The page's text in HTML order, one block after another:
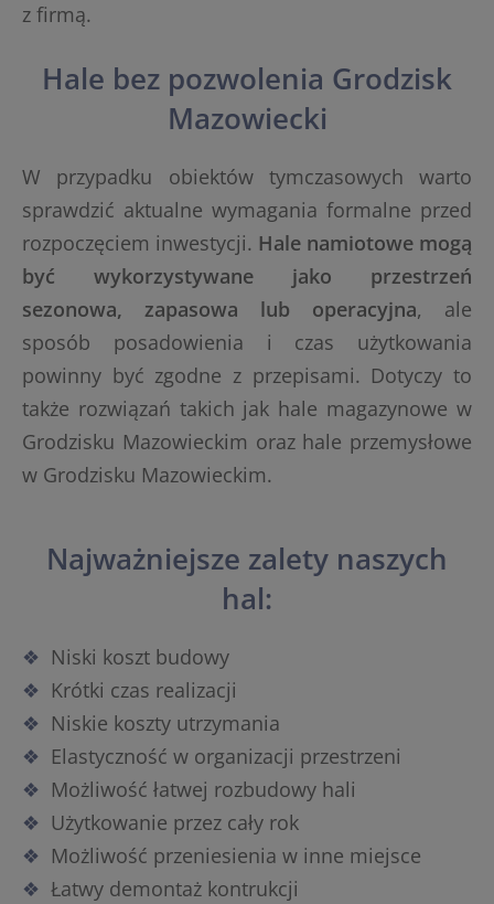
z firmą.
Hale bez pozwolenia Grodzisk
Mazowiecki
W przypadku obiektów tymczasowych warto
sprawdzić aktualne wymagania formalne przed
rozpoczęciem inwestycji. Hale namiotowe mogą
być wykorzystywane jako przestrzeń
sezonowa, zapasowa lub operacyjna, ale
sposób posadowienia i czas użytkowania
powinny być zgodne z przepisami. Dotyczy to
także rozwiązań takich jak hale magazynowe w
Grodzisku Mazowieckim oraz hale przemysłowe
w Grodzisku Mazowieckim.
Najważniejsze zalety naszych
hal:
Niski koszt budowy
Krótki czas realizacji
Niskie koszty utrzymania
Elastyczność w organizacji przestrzeni
Możliwość łatwej rozbudowy hali
Użytkowanie przez cały rok
Możliwość przeniesienia w inne miejsce
Łatwy demontaż kontrukcji